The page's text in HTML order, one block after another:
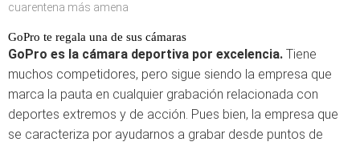
cuarentena más amena
GoPro te regala una de sus cámaras
GoPro es la cámara deportiva por excelencia. Tiene
muchos competidores, pero sigue siendo la empresa que
marca la pauta en cualquier grabación relacionada con
deportes extremos y de acción. Pues bien, la empresa que
se caracteriza por ayudarnos a grabar desde puntos de